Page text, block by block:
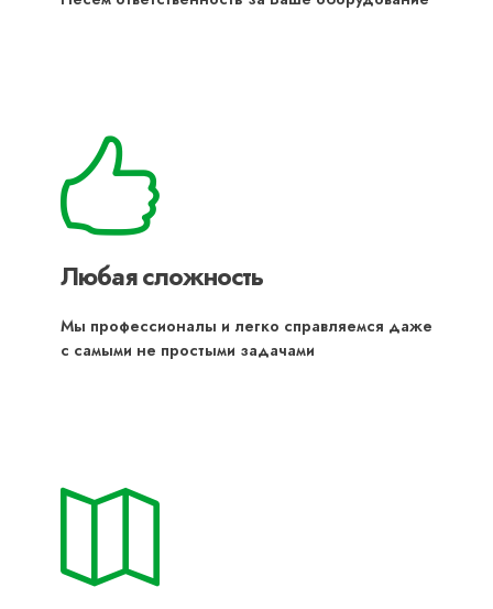
Любая сложность
Мы профессионалы и легко справляемся даже
с самыми не простыми задачами